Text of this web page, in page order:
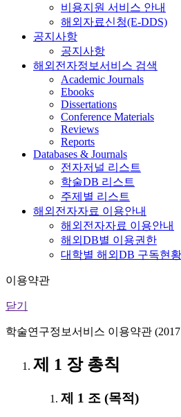
비용지원 서비스 안내
해외자료신청(E-DDS)
공지사항
공지사항
해외전자정보서비스 검색
Academic Journals
Ebooks
Dissertations
Conference Materials
Reviews
Reports
Databases & Journals
전자저널 리스트
학술DB 리스트
주제별 리스트
해외전자자료 이용안내
해외전자자료 이용안내
해외DB별 이용권한
대학별 해외DB 구독현황
이용약관
닫기
학술연구정보서비스 이용약관
제 1 장 총칙
제 1 조 (목적)